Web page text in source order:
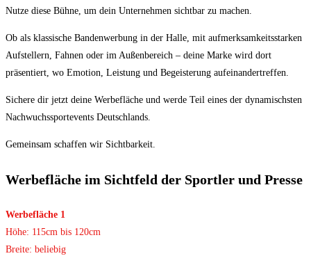
Nutze diese Bühne, um dein Unternehmen sichtbar zu machen.
Ob als klassische Bandenwerbung in der Halle, mit aufmerksamkeitsstarken
Aufstellern, Fahnen oder im Außenbereich – deine Marke wird dort
präsentiert, wo Emotion, Leistung und Begeisterung aufeinandertreffen.
Sichere dir jetzt deine Werbefläche und werde Teil eines der dynamischsten
Nachwuchssportevents Deutschlands.
Gemeinsam schaffen wir Sichtbarkeit.
Werbefläche im Sichtfeld der Sportler und Presse
Werbefläche 1
Höhe: 115cm bis 120cm
Breite: beliebig